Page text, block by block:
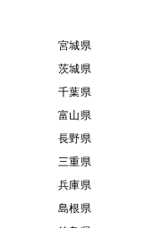
宮城県
茨城県
千葉県
富山県
長野県
三重県
兵庫県
島根県